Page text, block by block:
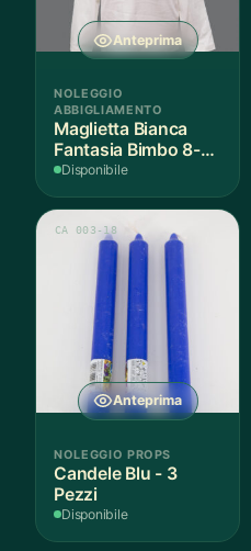
Anteprima
NOLEGGIO
ABBIGLIAMENTO
Maglietta Bianca
Fantasia Bimbo 8-9
Anni Cotone - 1
Disponibile
Anteprima
CA 003-18
NOLEGGIO PROPS
Candele Blu - 3
Pezzi
Disponibile